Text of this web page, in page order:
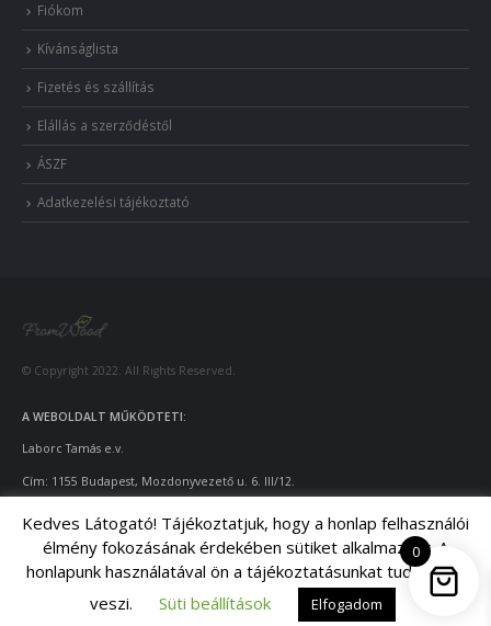
Fiókom
Kívánságlista
Fizetés és szállítás
Elállás a szerződéstől
ÁSZF
Adatkezelési tájékoztató
© Copyright 2022. All Rights Reserved.
A WEBOLDALT MŰKÖDTETI:
Laborc Tamás e.v.
Cím: 1155 Budapest, Mozdonyvezető u. 6. III/12.
Telefon: +36-70/428-9643
Email: info@fromwood.hu
Kedves Látogató! Tájékoztatjuk, hogy a honlap felhasználói
élmény fokozásának érdekében sütiket alkalmazunk. A
honlapunk használatával ön a tájékoztatásunkat tudomásul
veszi.
Süti beállítások Elfogadom
0